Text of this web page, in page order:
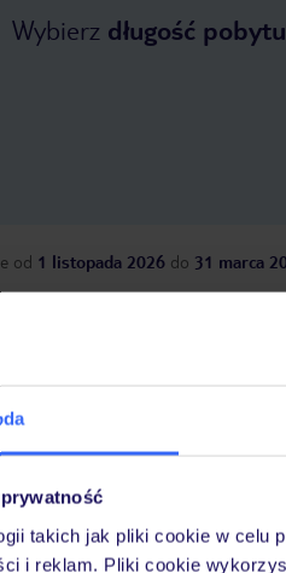
takich jak pliki cookie w celu
i reklam. Pliki cookie
Wybierz długość pobytu
od 1 listopada 2026 do 31 marca
biuro podróży
30 lat w